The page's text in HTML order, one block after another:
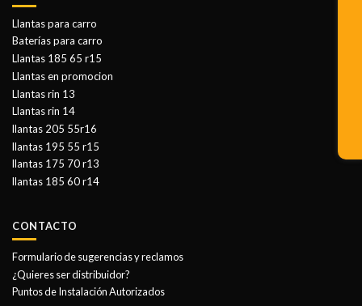
Llantas para carro
Baterías para carro
Llantas 185 65 r15
Llantas en promocion
Llantas rin 13
Llantas rin 14
llantas 205 55r16
llantas 195 55 r15
llantas 175 70 r13
llantas 185 60 r14
CONTACTO
Formulario de sugerencias y reclamos
¿Quieres ser distribuidor?
Puntos de Instalación Autorizados